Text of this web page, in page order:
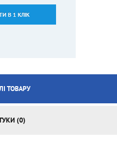
В 1 КЛІК
ТОВАРУ
(0)